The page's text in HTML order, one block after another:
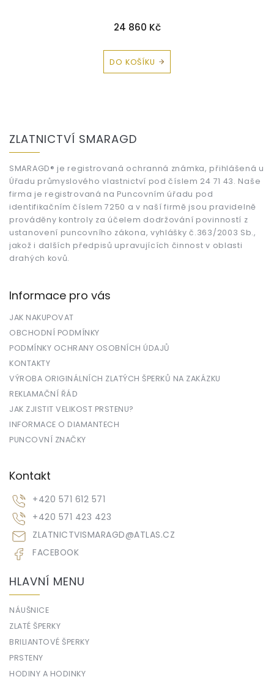
24 860 Kč
DO KOŠÍKU
ZLATNICTVÍ SMARAGD
SMARAGD® je registrovaná ochranná známka, přihlášená u
Úřadu průmyslového vlastnictví pod číslem 24 71 43. Naše
firma je registrovaná na Puncovním úřadu pod
identifikačním číslem 7250 a v naší firmě jsou pravidelně
prováděny kontroly za účelem dodržování povinností z
ustanovení puncovního zákona, vyhlášky č.363/2003 Sb.,
jakož i dalších předpisů upravujících činnost v oblasti
drahých kovů.
Informace pro vás
JAK NAKUPOVAT
OBCHODNÍ PODMÍNKY
PODMÍNKY OCHRANY OSOBNÍCH ÚDAJŮ
KONTAKTY
VÝROBA ORIGINÁLNÍCH ZLATÝCH ŠPERKŮ NA ZAKÁZKU
REKLAMAČNÍ ŘÁD
JAK ZJISTIT VELIKOST PRSTENU?
INFORMACE O DIAMANTECH
PUNCOVNÍ ZNAČKY
Kontakt
ZLATNICTVISMARAGD@ATLAS.CZ
+420 571 612 571
+420 571 423 423
FACEBOOK
HLAVNÍ MENU
NÁUŠNICE
ZLATÉ ŠPERKY
BRILIANTOVÉ ŠPERKY
PRSTENY
HODINY A HODINKY